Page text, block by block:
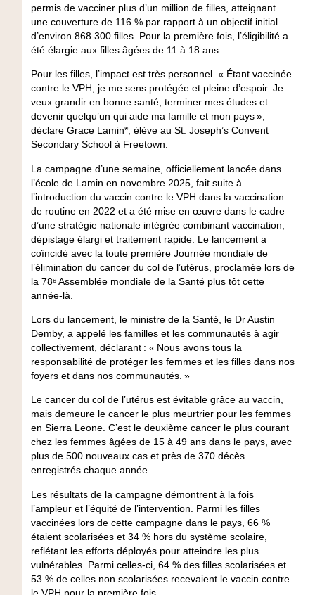
permis de vacciner plus d’un million de filles, atteignant
une couverture de 116 % par rapport à un objectif initial
d’environ 868 300 filles. Pour la première fois, l’éligibilité a
été élargie aux filles âgées de 11 à 18 ans.
Pour les filles, l’impact est très personnel. « Étant vaccinée
contre le VPH, je me sens protégée et pleine d’espoir. Je
veux grandir en bonne santé, terminer mes études et
devenir quelqu’un qui aide ma famille et mon pays »,
déclare Grace Lamin*, élève au St. Joseph’s Convent
Secondary School à Freetown.
La campagne d’une semaine, officiellement lancée dans
l’école de Lamin en novembre 2025, fait suite à
l’introduction du vaccin contre le VPH dans la vaccination
de routine en 2022 et a été mise en œuvre dans le cadre
d’une stratégie nationale intégrée combinant vaccination,
dépistage élargi et traitement rapide. Le lancement a
coïncidé avec la toute première Journée mondiale de
l’élimination du cancer du col de l’utérus, proclamée lors de
la 78ᵉ Assemblée mondiale de la Santé plus tôt cette
année-là.
Lors du lancement, le ministre de la Santé, le Dr Austin
Demby, a appelé les familles et les communautés à agir
collectivement, déclarant : « Nous avons tous la
responsabilité de protéger les femmes et les filles dans nos
foyers et dans nos communautés. »
Le cancer du col de l’utérus est évitable grâce au vaccin,
mais demeure le cancer le plus meurtrier pour les femmes
en Sierra Leone. C’est le deuxième cancer le plus courant
chez les femmes âgées de 15 à 49 ans dans le pays, avec
plus de 500 nouveaux cas et près de 370 décès
enregistrés chaque année.
Les résultats de la campagne démontrent à la fois
l’ampleur et l’équité de l’intervention. Parmi les filles
vaccinées lors de cette campagne dans le pays, 66 %
étaient scolarisées et 34 % hors du système scolaire,
reflétant les efforts déployés pour atteindre les plus
vulnérables. Parmi celles-ci, 64 % des filles scolarisées et
53 % de celles non scolarisées recevaient le vaccin contre